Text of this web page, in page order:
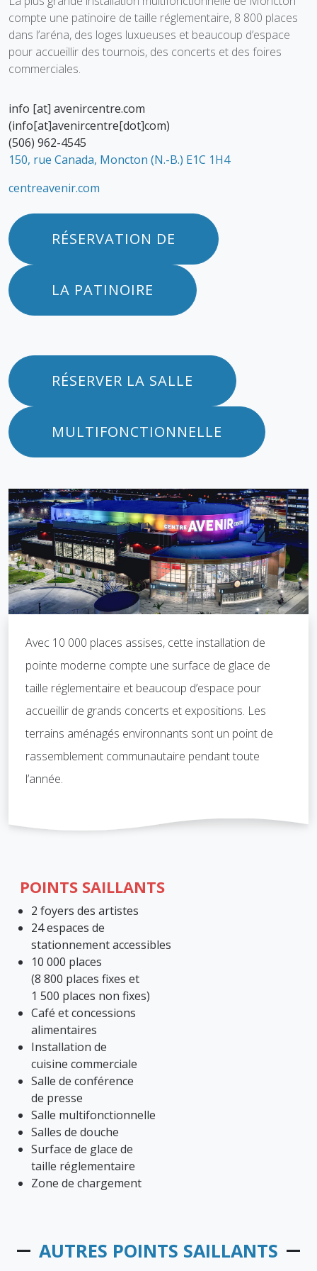
compte une patinoire de taille réglementaire, 8 800 places
dans l’aréna, des loges luxueuses et beaucoup d’espace
pour accueillir des tournois, des concerts et des foires
commerciales.
info [at] avenircentre.com
(info[at]avenircentre[dot]com)
(506) 962-4545
150, rue Canada, Moncton (N.-B.) E1C 1H4
centreavenir.com
RÉSERVATION DE
LA PATINOIRE
RÉSERVER LA SALLE
MULTIFONCTIONNELLE
Avec 10 000 places assises, cette installation de
pointe moderne compte une surface de glace de
taille réglementaire et beaucoup d’espace pour
accueillir de grands concerts et expositions. Les
terrains aménagés environnants sont un point de
rassemblement communautaire pendant toute
l’année.
POINTS SAILLANTS
2 foyers des artistes
24 espaces de
stationnement accessibles
10 000 places
(8 800 places fixes et
1 500 places non fixes)
Café et concessions
alimentaires
Installation de
cuisine commerciale
Salle de conférence
de presse
Salle multifonctionnelle
Salles de douche
Surface de glace de
taille réglementaire
Zone de chargement
AUTRES POINTS SAILLANTS